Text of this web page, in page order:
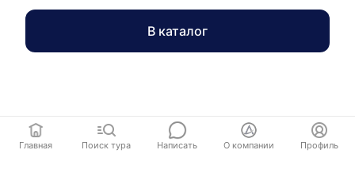
В каталог
Главная Поиск тура Написать О компании Профиль